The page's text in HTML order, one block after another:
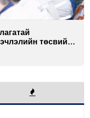
төсвийг